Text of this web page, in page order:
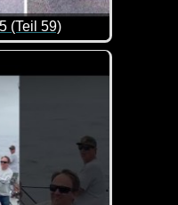
(Teil 59)
von lustigen